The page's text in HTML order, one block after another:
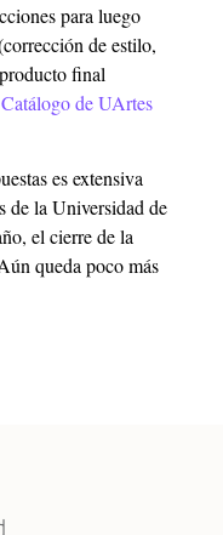
para luego
de estilo,
final
Catálogo de UArtes
es extensiva
de la Universidad de
el cierre de la
queda poco más